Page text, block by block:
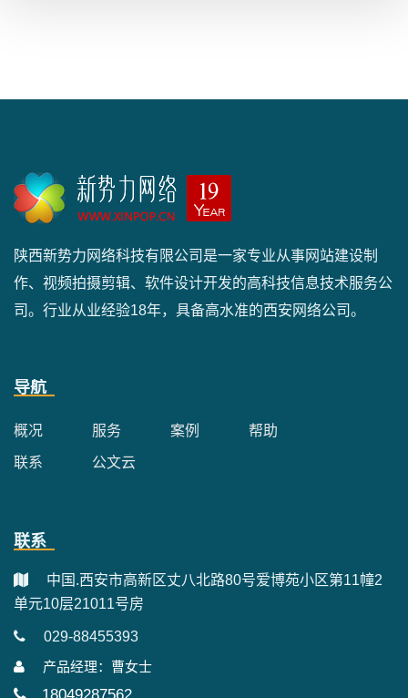
陕西新势力网络科技有限公司是一家专业从事网站建设制
作、视频拍摄剪辑、软件设计开发的高科技信息技术服务公
司。行业从业经验18年，具备高水准的西安网络公司。
导航
概况 服务 案例 帮助
联系 公文云
联系
中国.西安市高新区丈八北路80号爱博苑小区第11幢2
单元10层21011号房
029-88455393
产品经理：曹女士
18049287562